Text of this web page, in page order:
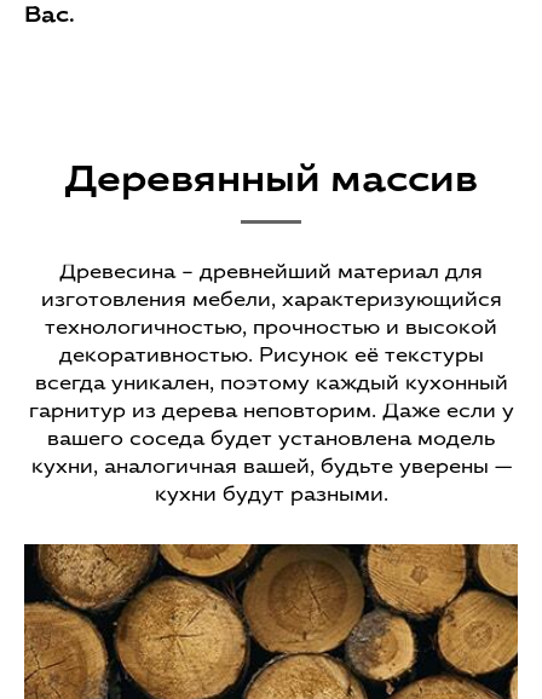
Вас.
Деревянный массив
Древесина – древнейший материал для
изготовления мебели, характеризующийся
технологичностью, прочностью и высокой
декоративностью. Рисунок её текстуры
всегда уникален, поэтому каждый кухонный
гарнитур из дерева неповторим. Даже если у
вашего соседа будет установлена модель
кухни, аналогичная вашей, будьте уверены —
кухни будут разными.